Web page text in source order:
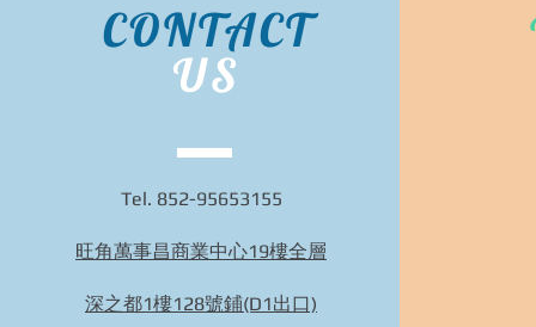
CONTACT
US
Tel. 852-95653155
旺角萬事昌商業中心19樓全層
深之都1樓128號鋪(D1出口)